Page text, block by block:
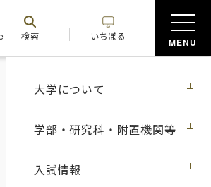
大学について
学部・研究科・附置機関等
入試情報
検索 いちぽる
MENU